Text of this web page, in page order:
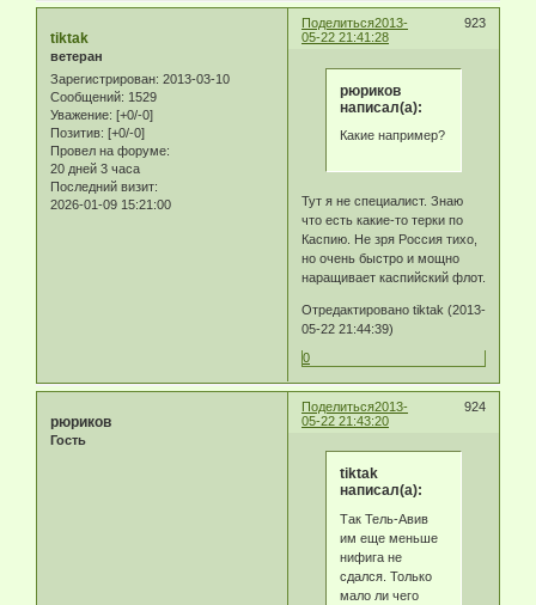
Поделиться 923
2013-
05-22 21:41:28
tiktak
ветеран
Зарегистрирован: 2013-03-10
Сообщений: 1529
Уважение: [+0/-0]
Позитив: [+0/-0]
Провел на форуме:
20 дней 3 часа
Последний визит:
2026-01-09 15:21:00
рюриков
написал(а):
Какие например?
Тут я не специалист. Знаю
что есть какие-то терки по
Каспию. Не зря Россия тихо,
но очень быстро и мощно
наращивает каспийский флот.
Отредактировано tiktak (2013-
05-22 21:44:39)
0
Поделиться 924
2013-
05-22 21:43:20
рюриков
Гость
tiktak
написал(а):
Так Тель-Авив
им еще меньше
нифига не
сдался. Только
мало ли чего